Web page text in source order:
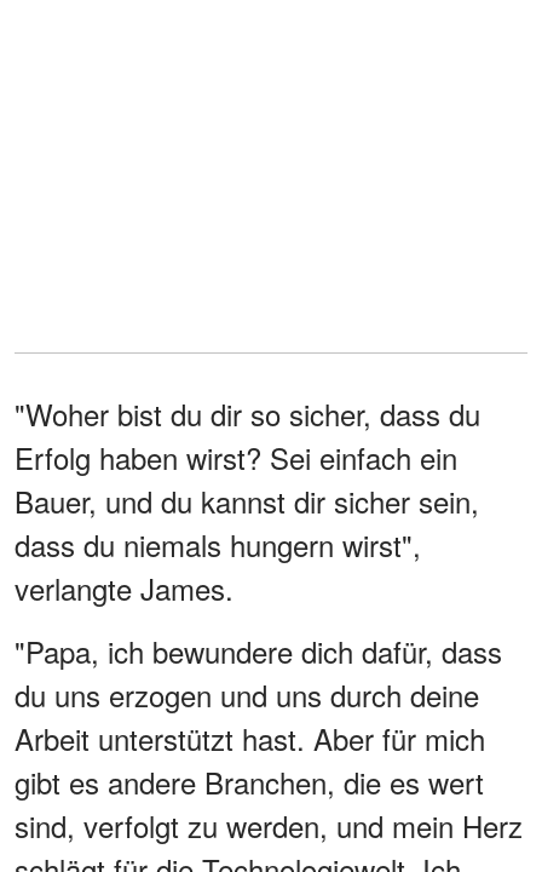
"Woher bist du dir so sicher, dass du
Erfolg haben wirst? Sei einfach ein
Bauer, und du kannst dir sicher sein,
dass du niemals hungern wirst",
verlangte James.
"Papa, ich bewundere dich dafür, dass
du uns erzogen und uns durch deine
Arbeit unterstützt hast. Aber für mich
gibt es andere Branchen, die es wert
sind, verfolgt zu werden, und mein Herz